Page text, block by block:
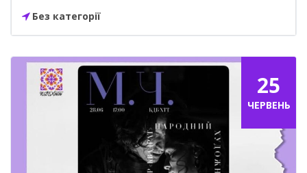
Без категорії
25
ЧЕРВЕНЬ